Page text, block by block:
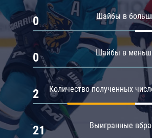
Амур
Барыс
Салават Юлаев
Шайбы в
0
Шайбы в
0
Количество полученных
2
Выигранные
21